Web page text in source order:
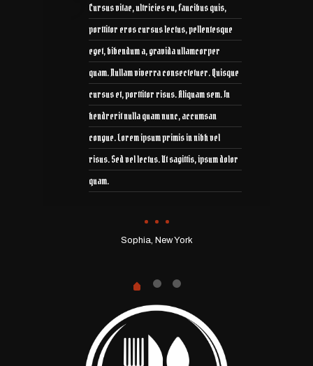
Cursus vitae, ultricies eu, faucibus quis,
porttitor eros cursus lectus, pellentesque
eget, bibendum a, gravida ullamcorper
quam. Nullam viverra consectetuer. Quisque
cursus et, porttitor risus. Aliquam sem. In
hendrerit nulla quam nunc, accumsan
congue. Lorem ipsum primis in nibh vel
risus. Sed vel lectus. Ut sagittis, ipsum dolor
quam.
Sophia, New York